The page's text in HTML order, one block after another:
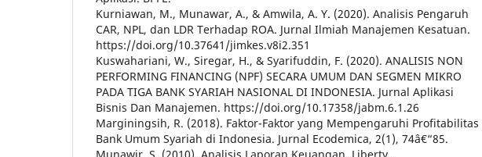
Kurniawan, M., Munawar, A., & Amwila, A. Y. (2020). Analisis Pengaruh
CAR, NPL, dan LDR Terhadap ROA. Jurnal Ilmiah Manajemen Kesatuan.
https://doi.org/10.37641/jimkes.v8i2.351
Kuswahariani, W., Siregar, H., & Syarifuddin, F. (2020). ANALISIS NON
PERFORMING FINANCING (NPF) SECARA UMUM DAN SEGMEN MIKRO
PADA TIGA BANK SYARIAH NASIONAL DI INDONESIA. Jurnal Aplikasi
Bisnis Dan Manajemen. https://doi.org/10.17358/jabm.6.1.26
Marginingsih, R. (2018). Faktor-Faktor yang Mempengaruhi Profitabilitas
Bank Umum Syariah di Indonesia. Jurnal Ecodemica, 2(1), 74â€“85.